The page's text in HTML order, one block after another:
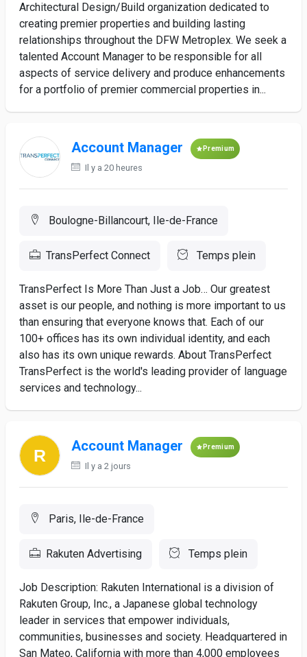
Architectural Design/Build organization dedicated to
creating premier properties and building lasting
relationships throughout the DFW Metroplex. We seek a
talented Account Manager to be responsible for all
aspects of service delivery and produce enhancements
for a portfolio of premier commercial properties in...
Account Manager Premium
Il y a 20 heures
Boulogne-Billancourt, Ile-de-France
TransPerfect Connect Temps plein
TransPerfect Is More Than Just a Job… Our greatest
asset is our people, and nothing is more important to us
than ensuring that everyone knows that. Each of our
100+ offices has its own individual identity, and each
also has its own unique rewards. About TransPerfect
TransPerfect is the world's leading provider of language
services and technology...
Account Manager Premium
Il y a 2 jours
Paris, Ile-de-France
Rakuten Advertising Temps plein
Job Description: Rakuten International is a division of
Rakuten Group, Inc., a Japanese global technology
leader in services that empower individuals,
communities, businesses and society. Headquartered in
San Mateo, California with more than 4,000 employees